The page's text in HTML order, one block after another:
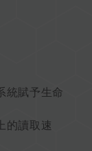
統賦予生命
的讀取速